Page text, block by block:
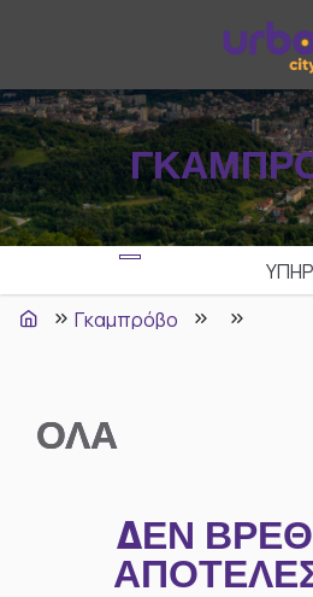
Γκαμπρόβο
ΟΛΑ
ΔΕΝ